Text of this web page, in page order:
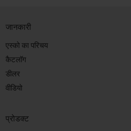
जानकारी
एस्को का परिचय
कैटलॉग
डीलर
वीडियो
प्रोडक्ट